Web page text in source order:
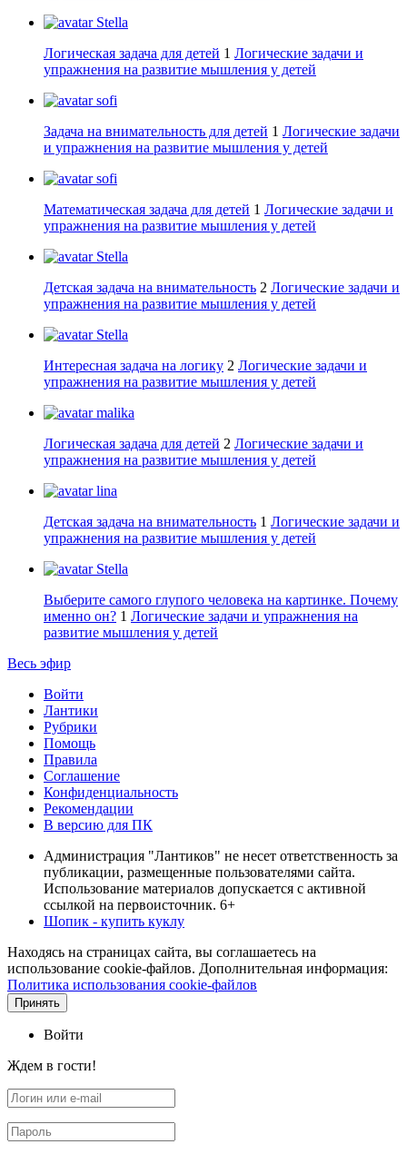
Stella
Логическая задача для детей 1 Логические задачи и
упражнения на развитие мышления у детей
sofi
Задача на внимательность для детей 1 Логические задачи
и упражнения на развитие мышления у детей
sofi
Математическая задача для детей 1 Логические задачи и
упражнения на развитие мышления у детей
Stella
Детская задача на внимательность 2 Логические задачи и
упражнения на развитие мышления у детей
Stella
Интересная задача на логику 2 Логические задачи и
упражнения на развитие мышления у детей
malika
Логическая задача для детей 2 Логические задачи и
упражнения на развитие мышления у детей
lina
Детская задача на внимательность 1 Логические задачи и
упражнения на развитие мышления у детей
Stella
Выберите самого глупого человека на картинке. Почему
именно он? 1 Логические задачи и упражнения на
развитие мышления у детей
Весь эфир
Войти
Лантики
Рубрики
Помощь
Правила
Соглашение
Конфиденциальность
Рекомендации
В версию для ПК
Администрация "Лантиков" не несет ответственность за
публикации, размещенные пользователями сайта.
Использование материалов допускается с активной
ссылкой на первоисточник. 6+
Шопик - купить куклу
Находясь на страницах сайта, вы соглашаетесь на
использование cookie-файлов. Дополнительная информация:
Политика использования cookie-файлов
Принять
Войти
Ждем в гости!